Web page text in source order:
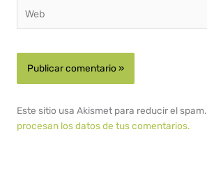
Este sitio usa Akismet para reducir el
procesan los datos de tus comentarios.